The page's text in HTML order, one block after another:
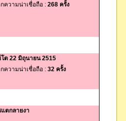
ความน่าเชื่อถือ : 268 ครั้ง
ต 22 มิถุนายน 2515
ความน่าเชื่อถือ : 32 ครั้ง
ตกลายงา